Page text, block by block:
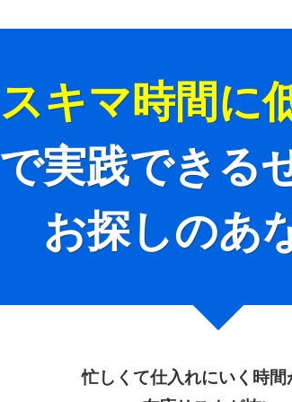
スキマ時間に
で実践できる
お探しのあ
忙しくて仕入れにいく時